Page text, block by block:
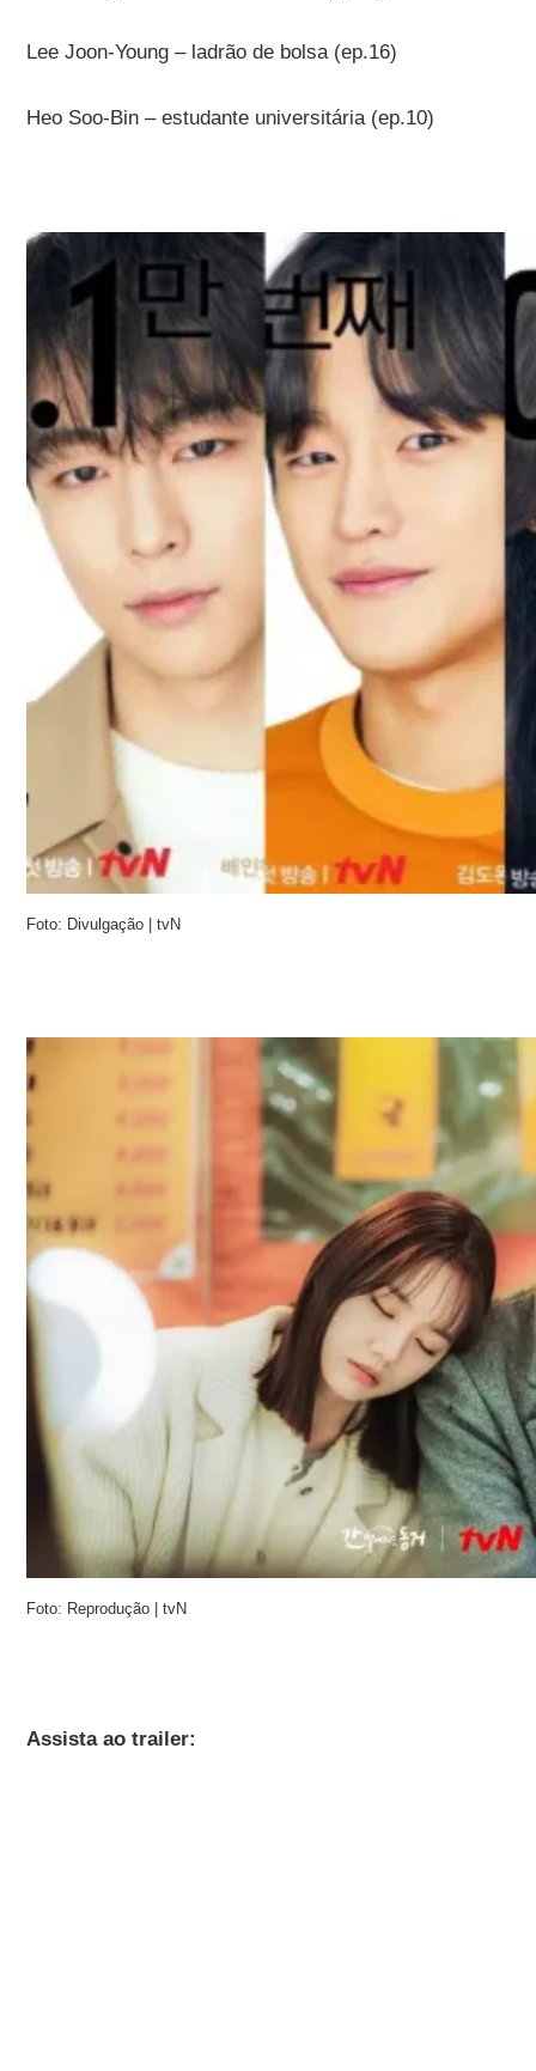
Lee Joon-Young – ladrão de bolsa (ep.16)
Heo Soo-Bin – estudante universitária (ep.10)
Foto: Divulgação | tvN
Foto: Reprodução | tvN
Assista ao trailer: